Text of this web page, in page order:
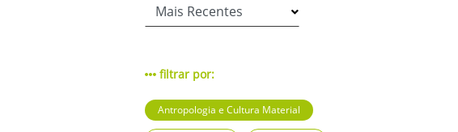
filtrar por:
Antropologia e Cultura Material